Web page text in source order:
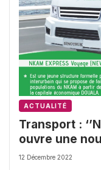
ACTUALITÉ
Transport :
ouvre une
12 Décembre 2022